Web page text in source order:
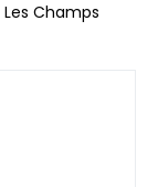
Les Champs